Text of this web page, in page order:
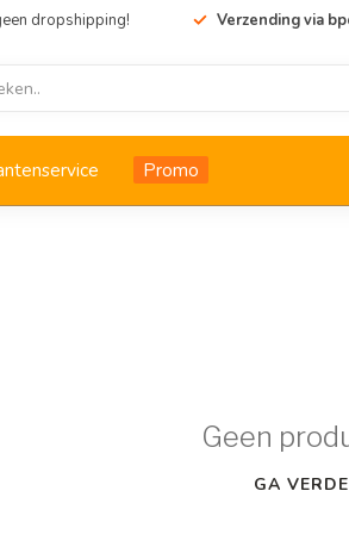
dropshipping! Verzending via
Promo
Geen
GA